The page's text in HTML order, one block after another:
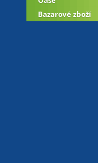
Bazarové zboží